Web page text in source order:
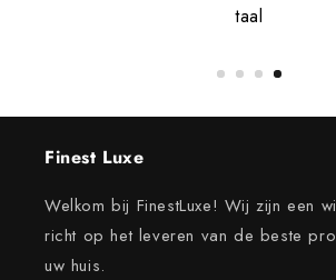
taal
Finest Luxe
Welkom bij FinestLuxe! Wij zijn een
richt op het leveren van de beste
uw huis.